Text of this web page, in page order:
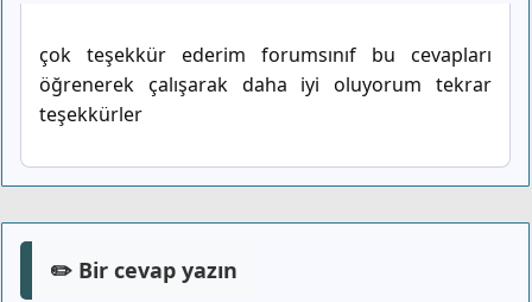
çok teşekkür ederim forumsınıf bu cevapları
öğrenerek çalışarak daha iyi oluyorum tekrar
teşekkürler
✏️ Bir cevap yazın